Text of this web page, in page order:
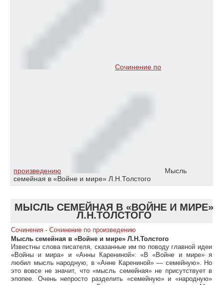
Сочинение по
произведению
Мысль
семейная в «Войне и мире» Л.Н.Толстого
МЫСЛЬ СЕМЕЙНАЯ В «ВОЙНЕ И МИРЕ»
Л.Н.ТОЛСТОГО
Сочинения - Сочинение по произведению
Мысль семейная в «Войне и мире» Л.Н.Толстого
Известны слова писателя, сказанные им по поводу главной идеи
«Войны и мира» и «Анны Карениной»: «В «Войне и мире» я
любил мысль народную, в «Анне Карениной» — семейную». Но
это вовсе не значит, что «мысль семейная» не присутствует в
эпопее. Очень непросто разделить «семейную» и «народную»